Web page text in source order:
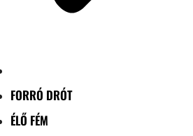
FORRÓ DRÓT
ÉLŐ FÉM